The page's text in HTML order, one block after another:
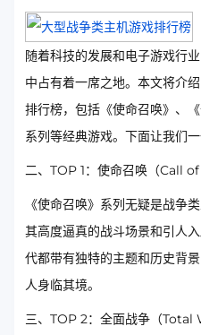
随着科技的发展和电子游戏行
中占有着一席之地。本文将介
排行榜，包括《使命召唤》、
系列等经典游戏。下面让我们一
二、TOP 1：使命召唤（Call of
《使命召唤》系列无疑是战争
其高度逼真的战斗场景和引人
代都带有独特的主题和历史背
人身临其境。
三、TOP 2：全面战争（Total